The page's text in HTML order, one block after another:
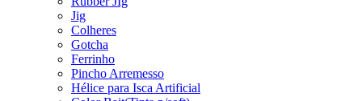
Jig
Colheres
Gotcha
Ferrinho
Pincho Arremesso
Hélice para Isca Artificial